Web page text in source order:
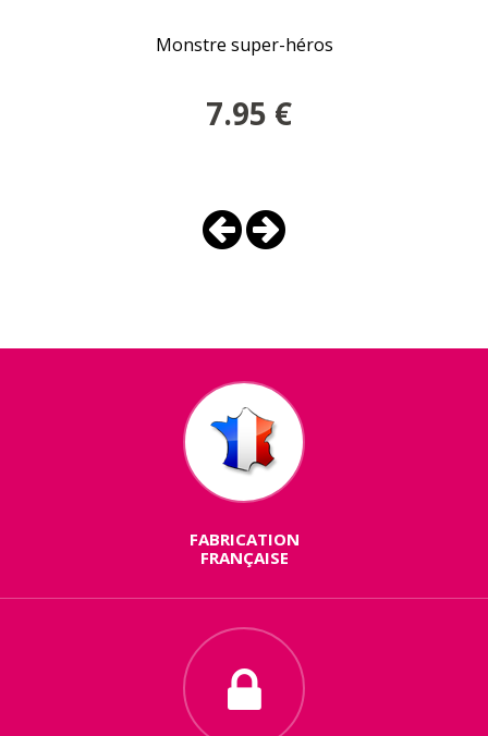
Monstre super-héros
7.95 €
FABRICATION
FRANÇAISE